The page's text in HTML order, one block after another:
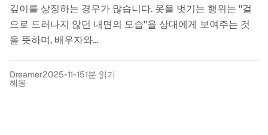
깊이를 상징하는 경우가 많습니다. 옷을 벗기는 행위는 ''겉
으로 드러나지 않던 내면의 모습''을 상대에게 보여주는 것
을 뜻하며, 배우자와...
Dreamer2025-11-151분 읽기
해몽